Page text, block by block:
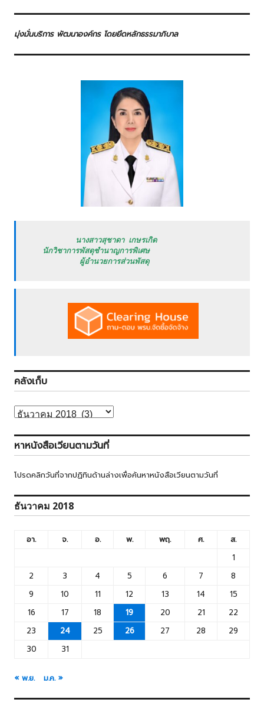
มุ่งมั่นบริการ พัฒนาองค์กร โดยยึดหลักธรรมาภิบาล
           นางสาวสุชาดา เกษรเกิด
   นักวิชาการพัสดุชำนาญการพิเศษ
            ผู้อำนวยการส่วนพัสดุ
คลังเก็บ
คลัง
เก็บ
หาหนังสือเวียนตามวันที่
โปรดคลิกวันที่จากปฏิทินด้านล่างเพื่อค้นหาหนังสือเวียนตามวันที่
ธันวาคม 2018
อา. จ. อ. พ. พฤ. ศ.
ส.
1
2
3 4 5 6 7
8
9
10 11 12 13 14
15
16
17 18 19 20 21
22
23
24 25 26 27 28
29
30
31
« พ.ย. ม.ค. »